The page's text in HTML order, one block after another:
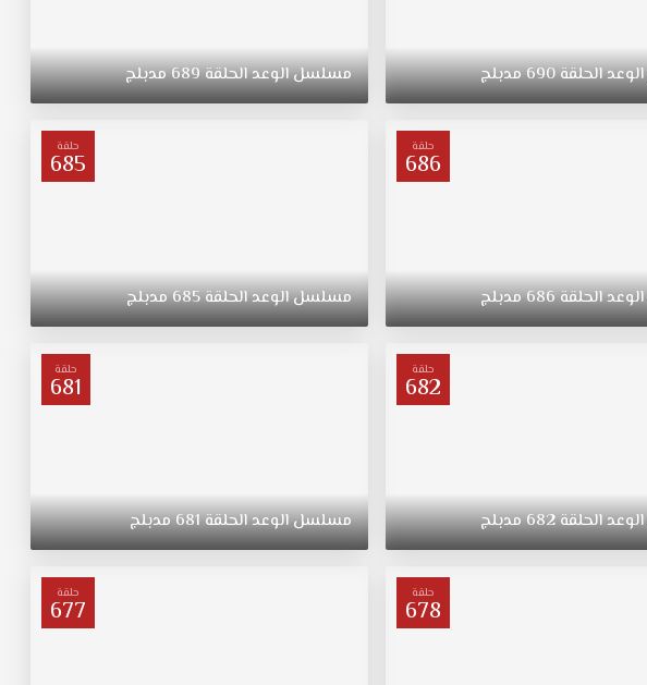
الوعدالحلقة690مدبلج مسلسلالوعدالحلقة689مدبلج
حلقة
686
الوعدالحلقة686مدبلج
حلقة
685
مسلسلالوعدالحلقة685مدبلج
حلقة
682
الوعدالحلقة682مدبلج
حلقة
681
مسلسلالوعدالحلقة681مدبلج
حلقة
678
حلقة
677